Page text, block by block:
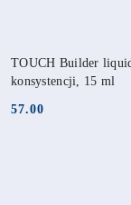
TOUCH Builder
konsystencji, 15 ml
Cena:
57.00